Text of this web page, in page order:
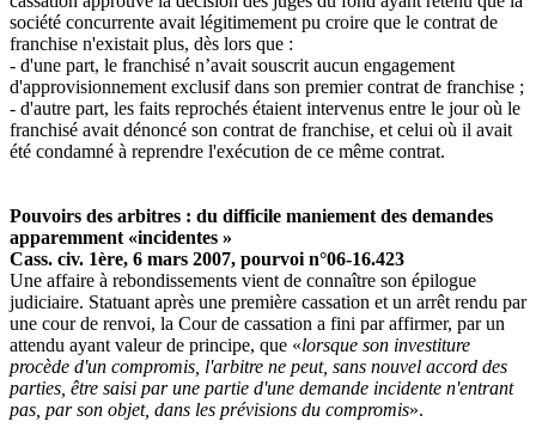
société concurrente avait légitimement pu croire que le contrat de
franchise n'existait plus, dès lors que :
- d'une part, le franchisé n’avait souscrit aucun engagement
d'approvisionnement exclusif dans son premier contrat de franchise ;
- d'autre part, les faits reprochés étaient intervenus entre le jour où le
franchisé avait dénoncé son contrat de franchise, et celui où il avait
été condamné à reprendre l'exécution de ce même contrat.
Pouvoirs des arbitres : du difficile maniement des demandes
apparemment «incidentes »
Cass. civ. 1ère, 6 mars 2007, pourvoi n°06-16.423
Une affaire à rebondissements vient de connaître son épilogue
judiciaire. Statuant après une première cassation et un arrêt rendu par
une cour de renvoi, la Cour de cassation a fini par affirmer, par un
attendu ayant valeur de principe, que «lorsque son investiture
procède d'un compromis, l'arbitre ne peut, sans nouvel accord des
parties, être saisi par une partie d'une demande incidente n'entrant
pas, par son objet, dans les prévisions du compromis».